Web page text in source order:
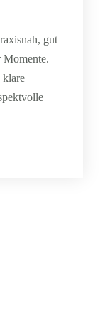
gut
Momente.
klare